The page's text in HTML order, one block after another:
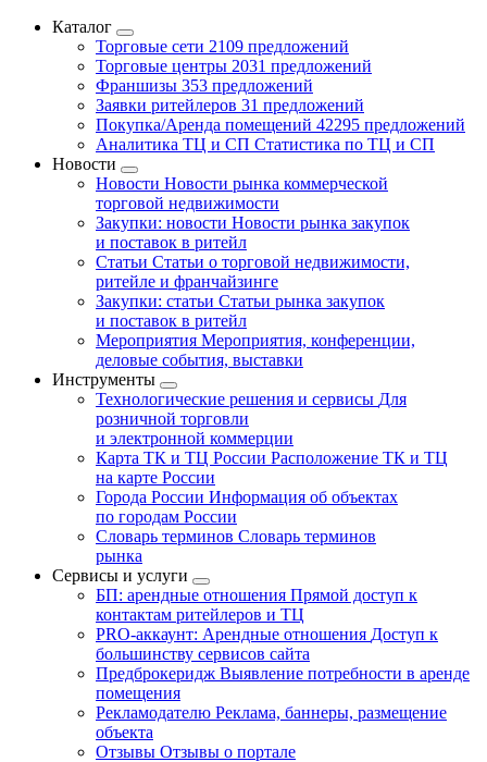
Каталог
Торговые сети 2109 предложений
Торговые центры 2031 предложений
Франшизы 353 предложений
Заявки ритейлеров 31 предложений
Покупка/Аренда помещений 42295 предложений
Аналитика ТЦ и СП Статистика по ТЦ и СП
Новости
Новости Новости рынка коммерческой
торговой недвижимости
Закупки: новости Новости рынка закупок
и поставок в ритейл
Статьи Статьи о торговой недвижимости,
ритейле и франчайзинге
Закупки: статьи Статьи рынка закупок
и поставок в ритейл
Мероприятия Мероприятия, конференции,
деловые события, выставки
Инструменты
Технологические решения и сервисы Для
розничной торговли
и электронной коммерции
Карта ТК и ТЦ России Расположение ТК и ТЦ
на карте России
Города России Информация об объектах
по городам России
Словарь терминов Словарь терминов
рынка
Сервисы и услуги
БП: арендные отношения Прямой доступ к
контактам ритейлеров и ТЦ
PRO-аккаунт: Арендные отношения Доступ к
большинству сервисов сайта
Предброкеридж Выявление потребности в аренде
помещения
Рекламодателю Реклама, баннеры, размещение
объекта
Отзывы Отзывы о портале